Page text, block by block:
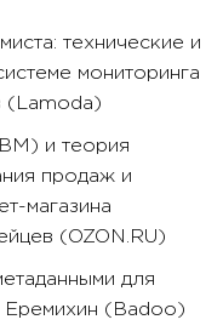
технические и
мониторинга
(Lamoda)
и теория
продаж и
магазина
(OZON.RU)
для
Еремихин (Badoo)